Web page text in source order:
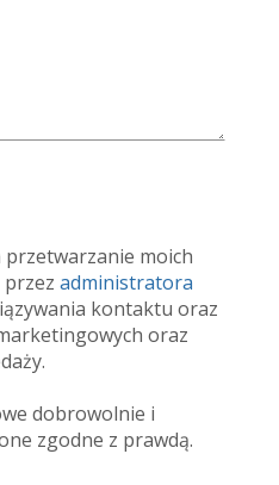
przetwarzanie moich
administratora
kontaktu oraz
oraz
dobrowolnie i
zgodne z prawdą.